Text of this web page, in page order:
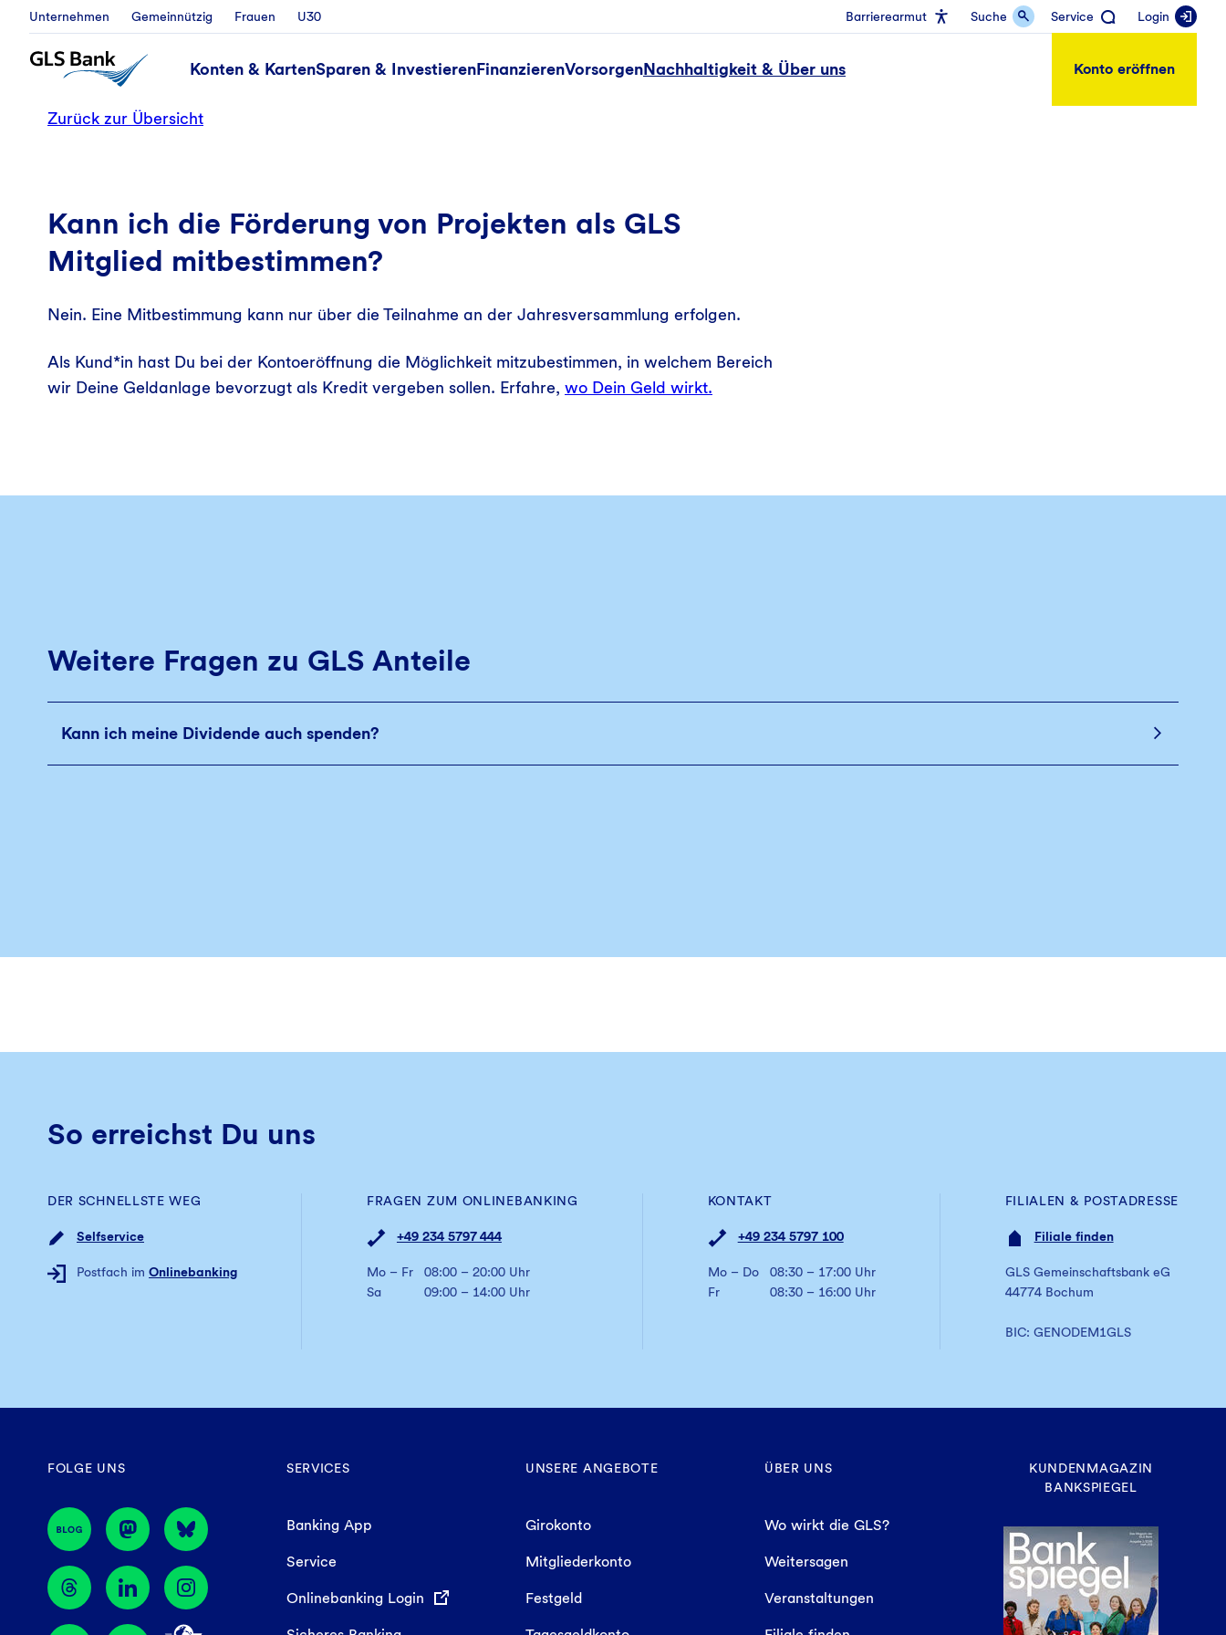
Unternehmen Gemeinnützig Frauen U30 Barrierearmut Suche Service Login
Konten & KartenSparen & InvestierenFinanzierenVorsorgenNachhaltigkeit & Über uns Konto eröffnen
Zurück zur Übersicht
Kann ich die Förderung von Projekten als GLS
Mitglied mitbestimmen?
Nein. Eine Mitbestimmung kann nur über die Teilnahme an der Jahresversammlung erfolgen.
Als Kund*in hast Du bei der Kontoeröffnung die Möglichkeit mitzubestimmen, in welchem Bereich
wir Deine Geldanlage bevorzugt als Kredit vergeben sollen. Erfahre, wo Dein Geld wirkt.
Weitere Fragen zu GLS Anteile
Kann ich meine Dividende auch spenden?
So erreichst Du uns
DER SCHNELLSTE WEG
Selfservice
Postfach im Onlinebanking
FRAGEN ZUM ONLINEBANKING
+49 234 5797 444
Mo – Fr
08:00 – 20:00 Uhr
Sa
09:00 – 14:00 Uhr
KONTAKT
+49 234 5797 100
Mo – Do
08:30 – 17:00 Uhr
Fr
08:30 – 16:00 Uhr
FILIALEN & POSTADRESSE
Filiale finden
GLS Gemeinschaftsbank eG
44774 Bochum
BIC: GENODEM1GLS
FOLGE UNS SERVICES
Banking App
Service
Onlinebanking Login
UNSERE ANGEBOTE
Girokonto
Mitgliederkonto
Festgeld
ÜBER UNS
Wo wirkt die GLS?
Weitersagen
Veranstaltungen
KUNDENMAGAZIN
BANKSPIEGEL